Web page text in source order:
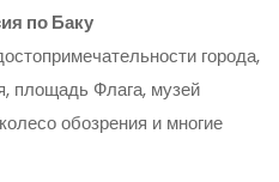
по Баку
города,
площадь Флага, музей
обозрения и многие